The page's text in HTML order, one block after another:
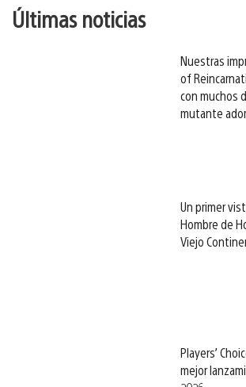
Últimas noticias
Nuestras
of
con muchos
mutante
Un primer
Hombre de
Viejo
Players’
mejor